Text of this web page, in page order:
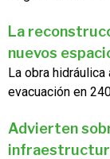
La
nuevos
La obra
evacuación en
Advierten